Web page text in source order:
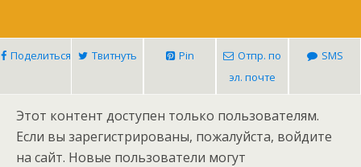
Поделиться Твитнуть Pin
Отпр. по
эл. почте
SMS
Этот контент доступен только пользователям.
Если вы зарегистрированы, пожалуйста, войдите
на сайт. Новые пользователи могут